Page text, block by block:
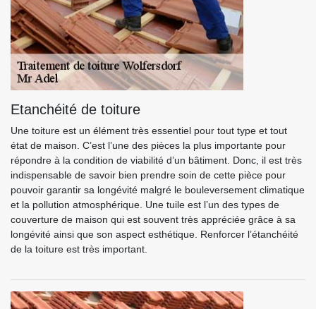
Etanchéité de toiture
Une toiture est un élément très essentiel pour tout type et tout
état de maison. C’est l’une des pièces la plus importante pour
répondre à la condition de viabilité d’un bâtiment. Donc, il est très
indispensable de savoir bien prendre soin de cette pièce pour
pouvoir garantir sa longévité malgré le bouleversement climatique
et la pollution atmosphérique. Une tuile est l’un des types de
couverture de maison qui est souvent très appréciée grâce à sa
longévité ainsi que son aspect esthétique. Renforcer l’étanchéité
de la toiture est très important.